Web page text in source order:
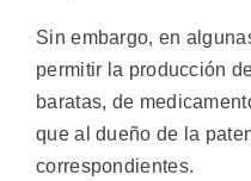
Sin embargo, en
permitir la producción
baratas, de
que al dueño de la
correspondientes.